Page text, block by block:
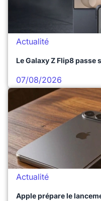
Actualité
Le Galaxy Z Flip8 passe
07/08/2026
Actualité
Apple prépare le